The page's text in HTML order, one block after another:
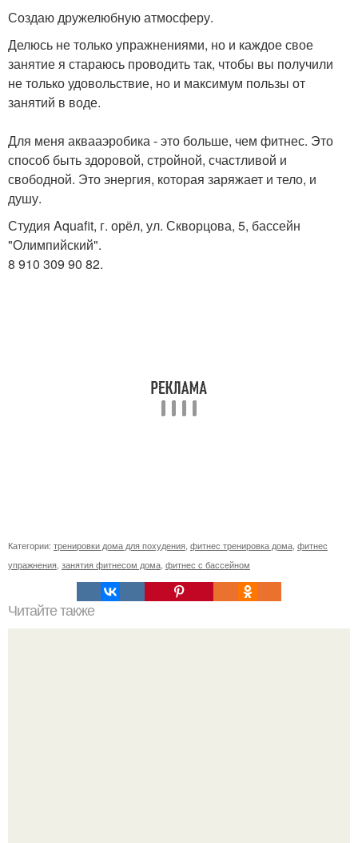
Создаю дружелюбную атмосферу.
Делюсь не только упражнениями, но и каждое свое
занятие я стараюсь проводить так, чтобы вы получили
не только удовольствие, но и максимум пользы от
занятий в воде.
Для меня аквааэробика - это больше, чем фитнес. Это
способ быть здоровой, стройной, счастливой и
свободной. Это энергия, которая заряжает и тело, и
душу.
Студия Aquafit, г. орёл, ул. Скворцова, 5, бассейн
"Олимпийский".
8 910 309 90 82.
Категории: тренировки дома для похудения фитнес тренировка дома фитнес
упражнения занятия фитнесом дома фитнес с бассейном
Читайте также